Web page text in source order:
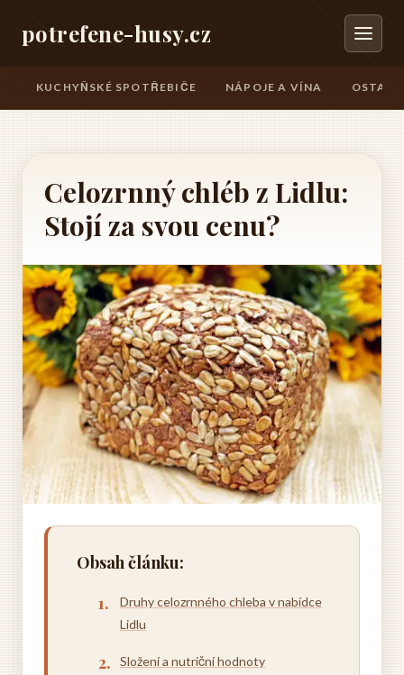
potrefene-husy.cz
KUCHYŇSKÉ SPOTŘEBIČE NÁPOJE A VÍNA
Celozrnný chléb z Lidlu:
Stojí za svou cenu?
Obsah článku:
Druhy celozrnného chleba v nabídce
Lidlu
Složení a nutriční hodnoty